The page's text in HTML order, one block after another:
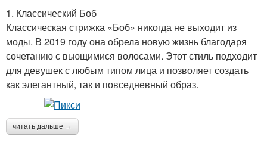
1. Классический Боб
Классическая стрижка «Боб» никогда не выходит из
моды. В 2019 году она обрела новую жизнь благодаря
сочетанию с вьющимися волосами. Этот стиль подходит
для девушек с любым типом лица и позволяет создать
как элегантный, так и повседневный образ.
читать дальше →